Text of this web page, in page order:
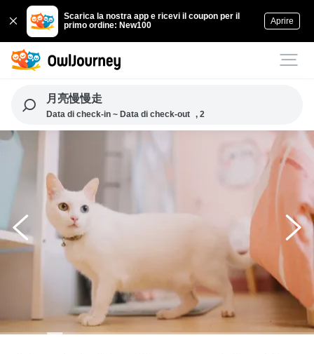
Scarica la nostra app e ricevi il coupon per il
primo ordine: New100
Aprire
月亮慢慢走
Data di check-in ~ Data di check-out , 2